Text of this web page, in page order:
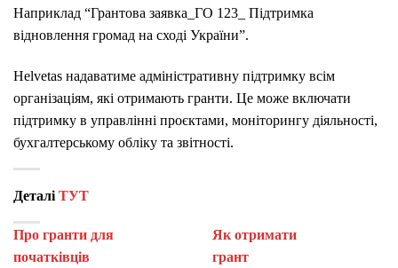
Наприклад “Грантова заявка_ГО 123_ Підтримка
відновлення громад на сході України”.
Helvetas надаватиме адміністративну підтримку всім
організаціям, які отримають гранти. Це може включати
підтримку в управлінні проєктами, моніторингу діяльності,
бухгалтерському обліку та звітності.
Деталі ТУТ
Про гранти для
початківців
Як отримати